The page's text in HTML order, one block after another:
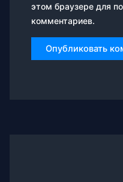
этом браузере для
комментариев.